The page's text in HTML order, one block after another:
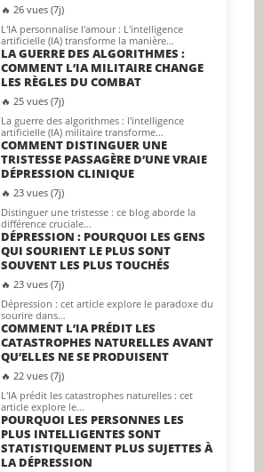
🔥 26 vues (7j)
L'IA personnalise l'amour : L'intelligence
artificielle (IA) transforme la manière…
LA GUERRE DES ALGORITHMES :
COMMENT L’IA MILITAIRE CHANGE
LES RÈGLES DU COMBAT
🔥 25 vues (7j)
La guerre des algorithmes : l'intelligence
artificielle (IA) militaire transforme…
COMMENT DISTINGUER UNE
TRISTESSE PASSAGÈRE D’UNE VRAIE
DÉPRESSION CLINIQUE
🔥 23 vues (7j)
Distinguer une tristesse : ce blog aborde la
différence cruciale…
DÉPRESSION : POURQUOI LES GENS
QUI SOURIENT LE PLUS SONT
SOUVENT LES PLUS TOUCHÉS
🔥 23 vues (7j)
Dépression : cet article explore le paradoxe du
sourire dans…
COMMENT L’IA PRÉDIT LES
CATASTROPHES NATURELLES AVANT
QU’ELLES NE SE PRODUISENT
🔥 22 vues (7j)
L'IA prédit les catastrophes naturelles : cet
article explore le…
POURQUOI LES PERSONNES LES
PLUS INTELLIGENTES SONT
STATISTIQUEMENT PLUS SUJETTES À
LA DÉPRESSION